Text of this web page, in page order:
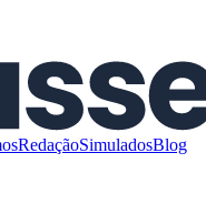
RedaçãoSimuladosBlog